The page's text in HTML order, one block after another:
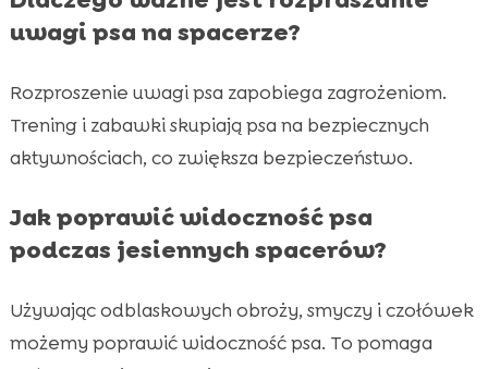
uwagi psa na spacerze?
Rozproszenie uwagi psa zapobiega zagrożeniom.
Trening i zabawki skupiają psa na bezpiecznych
aktywnościach, co zwiększa bezpieczeństwo.
Jak poprawić widoczność psa
podczas jesiennych spacerów?
Używając odblaskowych obroży, smyczy i czołówek
możemy poprawić widoczność psa. To pomaga